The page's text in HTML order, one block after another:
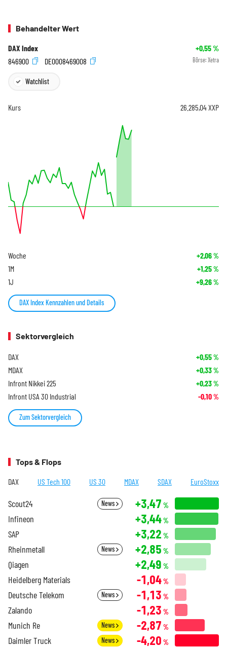
Behandelter Wert
DAX Index +0,55%
846900
DE0008469008 Börse: Xetra
Watchlist
Kurs 26.285,04XXP
Woche +2,06%
1M +1,25%
1J +9,26%
DAX Index Kennzahlen und Details
Sektorvergleich
DAX +0,55%
MDAX +0,33%
Infront Nikkei 225 +0,23%
Infront USA 30 Industrial -0,10%
Zum Sektorvergleich
Tops & Flops
DAX US Tech 100 US 30 MDAX SDAX EuroStoxx
Scout24 News +3,47 %
Infineon +3,44%
SAP +3,22 %
Rheinmetall News +2,85 %
Qiagen +2,49 %
Heidelberg Materials -1,04%
Deutsche Telekom News -1,13 %
Zalando -1,23 %
Munich Re News -2,87 %
Daimler Truck News -4,20 %